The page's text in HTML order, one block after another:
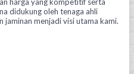
didukung oleh tenaga ahli
jaminan menjadi visi utama kami.